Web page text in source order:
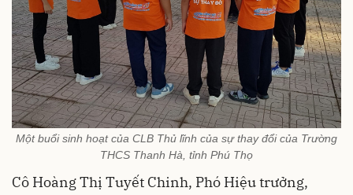
Một buổi sinh hoạt của CLB Thủ lĩnh của sự thay đổi của Trường
THCS Thanh Hà, tỉnh Phú Thọ
Cô Hoàng Thị Tuyết Chinh, Phó Hiệu trưởng,